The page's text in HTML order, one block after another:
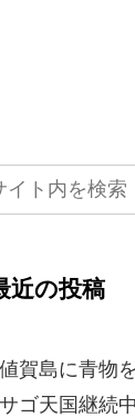
近の投稿
賀島に青物
ゴ天国継続中